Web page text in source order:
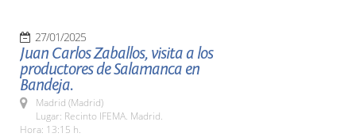
27/01/2025
Juan Carlos Zaballos, visita a los
productores de Salamanca en
Bandeja.
Madrid (Madrid)
Lugar: Recinto IFEMA. Madrid.
Hora: 13:15 h.